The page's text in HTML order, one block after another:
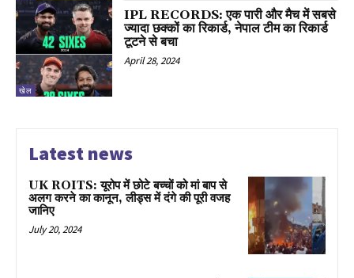
खेल
IPL RECORDS: एक पारी और मैच में सबसे
ज्यादा छक्कों का रिकार्ड, नेपाल टीम का रिकार्ड
टूटने से बचा
April 28, 2024
Latest news
UK ROITS: यूरोप में छोटे बच्चों को मां बाप से
अलग करने का कानून, लीड्स में दंगे की पूरी वजह
जानिए
July 20, 2024